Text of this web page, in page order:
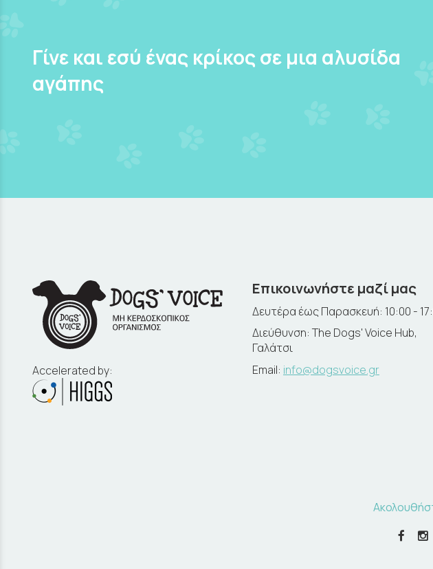
Γίνε και εσύ ένας κρίκος σε μια αλυσίδα
αγάπης
Accelerated by:
Επικοινωνήστε μαζί μας
Δευτέρα έως Παρασκευή: 10:00 -
Διεύθυνση: The Dogs' Voice Hub,
Γαλάτσι
Email: info@dogsvoice.gr